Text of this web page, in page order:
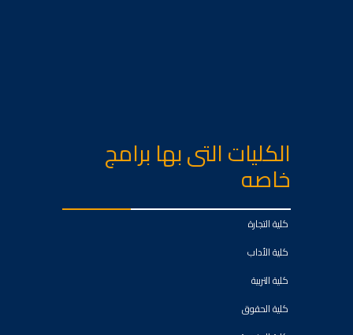
الكليات التى بها برامج
خاصه
كلية التجارة
كلية الأداب
كلية التربية
كلية الحقوق